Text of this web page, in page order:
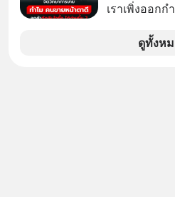
เราเพิ่งออก
ขายของเหมื
ดูทั้งห